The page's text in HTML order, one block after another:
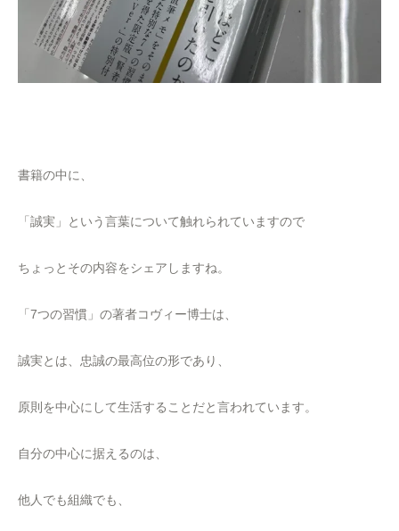
書籍の中に、
「誠実」という言葉について触れられていますので
ちょっとその内容をシェアしますね。
「7つの習慣」の著者コヴィー博士は、
誠実とは、忠誠の最高位の形であり、
原則を中心にして生活することだと言われています。
自分の中心に据えるのは、
他人でも組織でも、